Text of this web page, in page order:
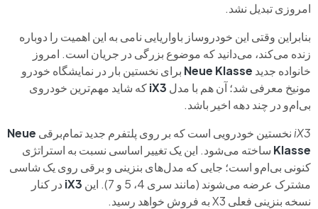
امروزی تبدیل نشد.
بنابراین وقتی این خودروساز باواریایی نامی به این اهمیت را دوباره
زنده می‌کند، می‌دانید که موضوع بزرگی در جریان است. امروز
خانواده‌ جدید Neue Klasse برای نخستین بار در نمایشگاه خودرو
مونیخ معرفی شد؛ آن هم با مدل iX3که شاید مهم‌ترین خودروی
بی‌ام‌و در چند دهه‌ اخیر باشد.
iX3نخستین خودرویی است که بر روی پلتفرم جدید تمام‌برقی Neue
Klasse ساخته می‌شود. این یک تغییر اساسی نسبت به استراتژی
کنونی بی‌ام‌و است؛ جایی که مدل‌های بنزینی و برقی روی یک شاسی
مشترک عرضه می‌شوند (مانند سری 4، 5 و 7). این
iX3 در کنار
نسخه‌ بنزینی فعلی X3 به فروش خواهد رسید.